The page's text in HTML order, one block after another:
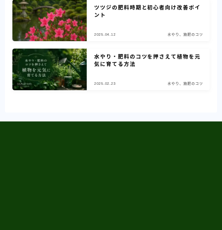
ツツジの肥料時期と初心者向け改善ポイ
ント
2025.04.12 水やり、施肥のコツ
水やり・肥料のコツを押さえて植物を元
気に育てる方法
2025.02.23 水やり、施肥のコツ